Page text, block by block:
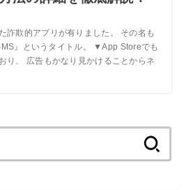
詐欺的アプリが有りました。 その名も
』というタイトル。 ▼App Storeでも
り、 広告もかなり見かけることからネ
索: